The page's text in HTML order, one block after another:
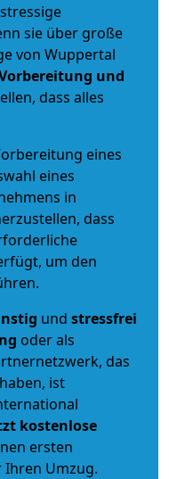
sie über große
von Wuppertal
und
dass alles
eines
eines
in
dass
um den
und stressfrei
oder als
das
ist
kostenlose
ersten
Umzug.